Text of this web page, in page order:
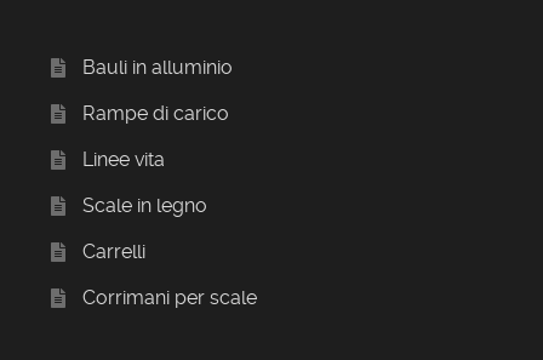
Bauli in alluminio
Rampe di carico
Linee vita
Scale in legno
Carrelli
Corrimani per scale